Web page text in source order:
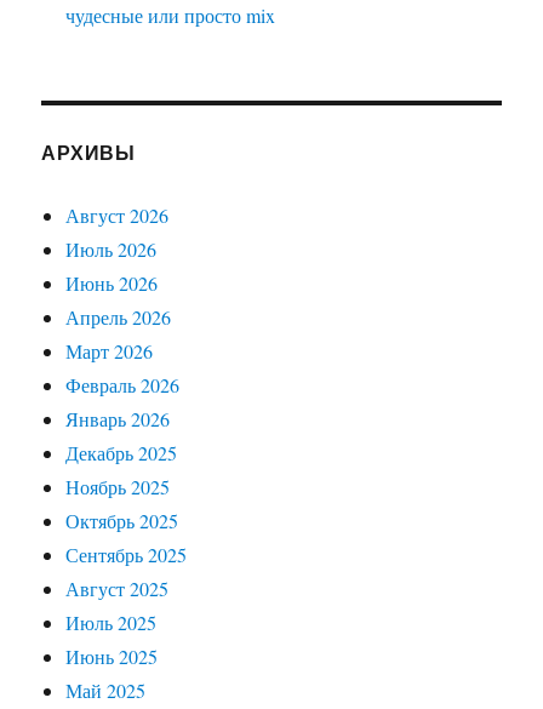
чудесные или просто mix
АРХИВЫ
Август 2026
Июль 2026
Июнь 2026
Апрель 2026
Март 2026
Февраль 2026
Январь 2026
Декабрь 2025
Ноябрь 2025
Октябрь 2025
Сентябрь 2025
Август 2025
Июль 2025
Июнь 2025
Май 2025